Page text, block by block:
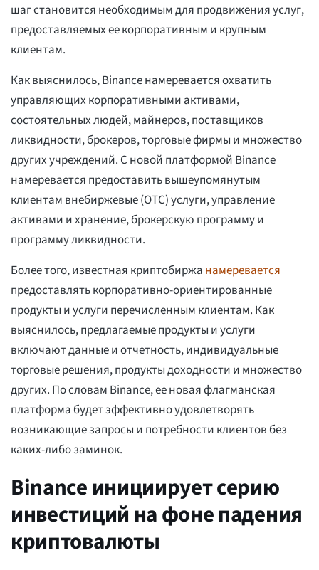
шаг становится необходимым для продвижения услуг,
предоставляемых ее корпоративным и крупным
клиентам.
Как выяснилось, Binance намеревается охватить
управляющих корпоративными активами,
состоятельных людей, майнеров, поставщиков
ликвидности, брокеров, торговые фирмы и множество
других учреждений. С новой платформой Binance
намеревается предоставить вышеупомянутым
клиентам внебиржевые (OTC) услуги, управление
активами и хранение, брокерскую программу и
программу ликвидности.
Более того, известная криптобиржа намеревается
предоставлять корпоративно-ориентированные
продукты и услуги перечисленным клиентам. Как
выяснилось, предлагаемые продукты и услуги
включают данные и отчетность, индивидуальные
торговые решения, продукты доходности и множество
других. По словам Binance, ее новая флагманская
платформа будет эффективно удовлетворять
возникающие запросы и потребности клиентов без
каких-либо заминок.
Binance инициирует серию
инвестиций на фоне падения
криптовалюты